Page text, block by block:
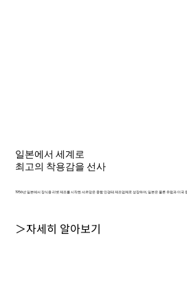
일본에서 세계로
최고의 착용감을 선사
1956년 일본에서 장식용 리벳 제조를 시작한 샤르망은 종합 안경테 제조업체로 성장하여, 일본은 물론 유럽과 미국
＞자세히 알아보기